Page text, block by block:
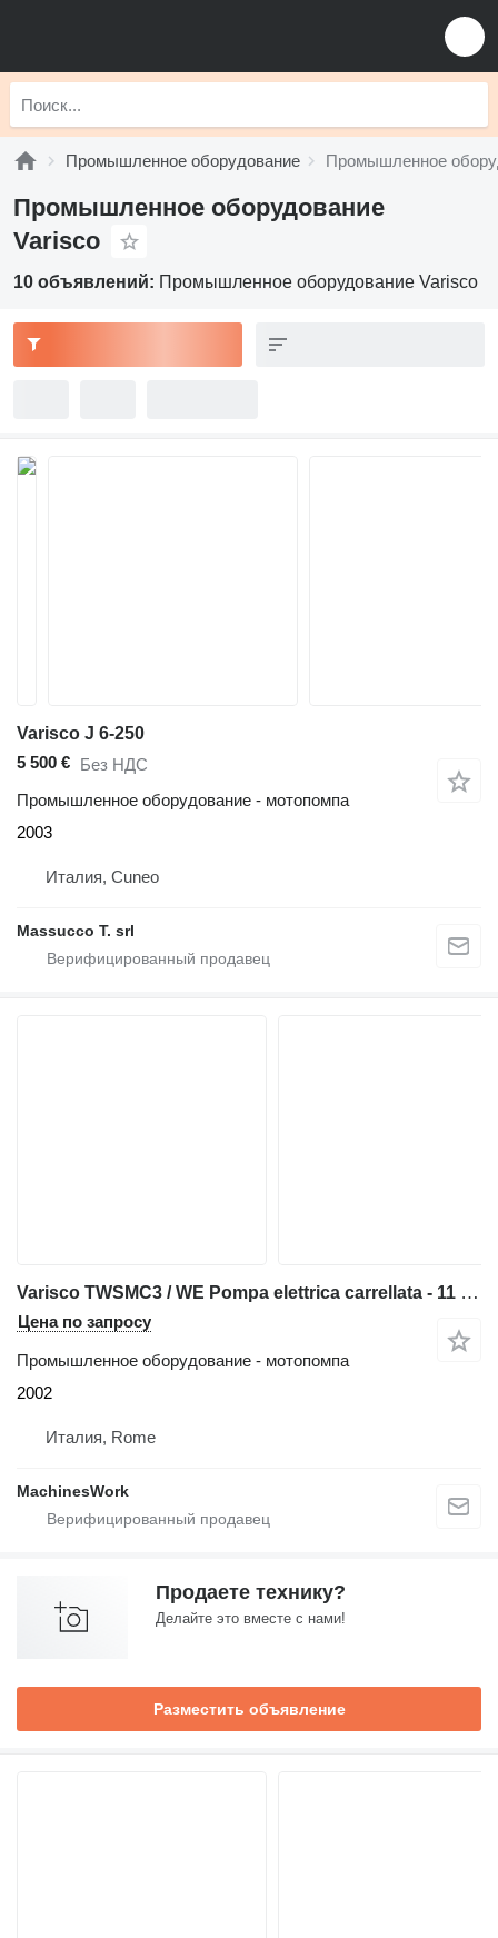
Промышленное оборудование Промышленное
Промышленное оборудование
Varisco
10 объявлений: Промышленное оборудование Varisco
Varisco J 6-250
5 500 € Без НДС
Промышленное оборудование - мотопомпа
2003
Италия, Cuneo
Massucco T. srl
Varisco TWSMC3 / WE Pompa elettrica carrellata - 11 kw
Цена по запросу
Промышленное оборудование - мотопомпа
2002
Италия, Rome
MachinesWork
Продаете технику?
Делайте это вместе с нами!
Разместить объявление